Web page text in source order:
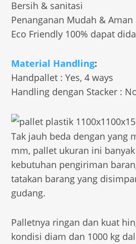
Bersih & sanitasi
Penanganan Mudah & Aman
Eco Friendly 100% dapat
Material Handling:
Handpallet : Yes, 4 ways
Handling dengan Stacker :
Tak jauh beda dengan yang
mm, pallet ukuran ini
kebutuhan pengiriman
tatakan barang yang
gudang.
Palletnya ringan dan kuat
kondisi diam dan 1000 kg